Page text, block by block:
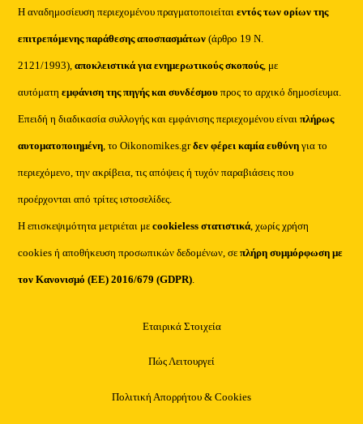
Η αναδημοσίευση περιεχομένου πραγματοποιείταιεντός των ορίων της
επιτρεπόμενης παράθεσης αποσπασμάτων (άρθρο 19 Ν.
2121/1993), αποκλειστικά για ενημερωτικούς σκοπούς, με
αυτόματηεμφάνιση της πηγής και συνδέσμου προς το αρχικό δημοσίευμα.
Επειδή η διαδικασία συλλογής και εμφάνισης περιεχομένου είναιπλήρως
αυτοματοποιημένη, το Oikonomikes.grδεν φέρει καμία ευθύνη για το
περιεχόμενο, την ακρίβεια, τις απόψεις ή τυχόν παραβιάσεις που
προέρχονται από τρίτες ιστοσελίδες.
Η επισκεψιμότητα μετριέται μεcookieless στατιστικά, χωρίς χρήση
cookies ή αποθήκευση προσωπικών δεδομένων, σεπλήρη συμμόρφωση με
τον Κανονισμό (ΕΕ) 2016/679 (GDPR).
Εταιρικά Στοιχεία
Πώς Λειτουργεί
Πολιτική Απορρήτου & Cookies